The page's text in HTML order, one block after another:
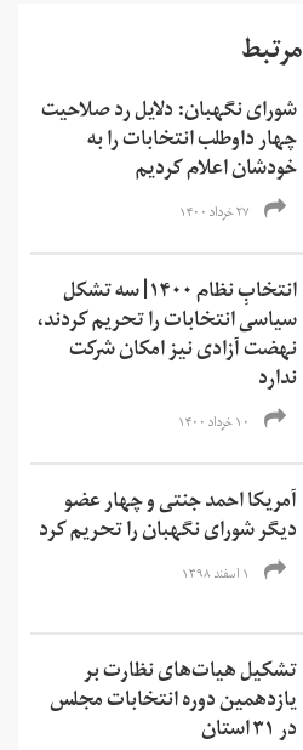
مرتبط
شورای نگهبان: دلایل رد صلاحیت
چهار داوطلب انتخابات را به
خودشان اعلام کردیم
۲۷ خرداد ۱۴۰۰
انتخابِ نظام ۱۴۰۰| سه تشکل
سیاسی انتخابات را تحریم کردند،
نهضت آزادی نیز امکان شرکت
ندارد
۱۰ خرداد ۱۴۰۰
آمریکا احمد جنتی و چهار عضو
دیگر شورای نگهبان را تحریم کرد
۱ اسفند ۱۳۹۸
تشکیل هیات‌های نظارت بر
یازدهمین دوره انتخابات مجلس
در ۳۱ استان